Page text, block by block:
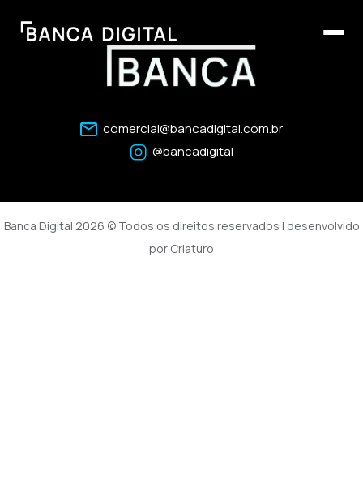
comercial@bancadigital.com.br
@bancadigital
Banca Digital 2026 © Todos os direitos reservados | desenvolvido
por Criaturo